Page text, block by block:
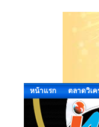
หน้าแรก ตลาดวิเค